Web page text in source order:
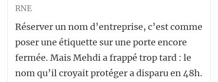
RNE
Réserver un nom d’entreprise, c’est comme
poser une étiquette sur une porte encore
fermée. Mais Mehdi a frappé trop tard : le
nom qu’il croyait protéger a disparu en 48h.